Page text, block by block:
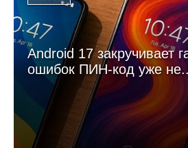
Android 17 закручивает
ошибок ПИН-код уже